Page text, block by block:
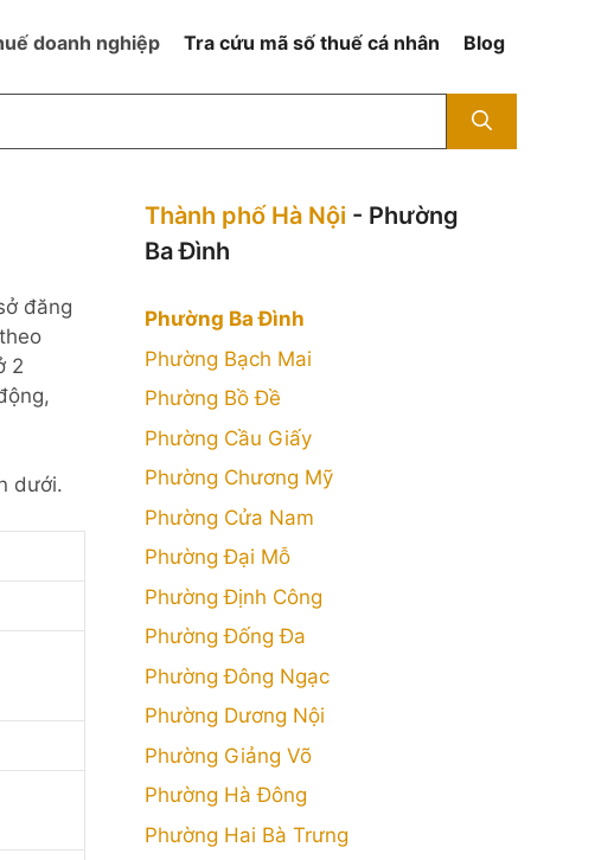
doanh nghiệp Tra cứu mã số thuế cá nhân Blog
đăng
2
dưới.
Thành phố Hà Nội - Phường
Ba Đình
Phường Ba Đình
Phường Bạch Mai
Phường Bồ Đề
Phường Cầu Giấy
Phường Chương Mỹ
Phường Cửa Nam
Phường Đại Mỗ
Phường Định Công
Phường Đống Đa
Phường Đông Ngạc
Phường Dương Nội
Phường Giảng Võ
Phường Hà Đông
Phường Hai Bà Trưng